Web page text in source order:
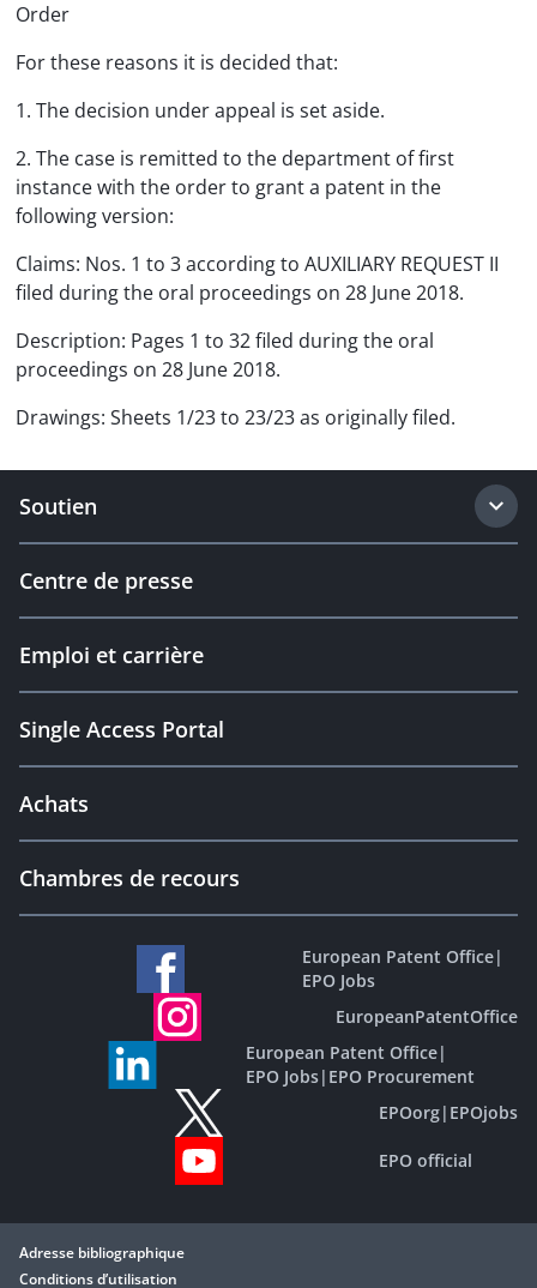
Order
For these reasons it is decided that:
1. The decision under appeal is set aside.
2. The case is remitted to the department of first
instance with the order to grant a patent in the
following version:
Claims: Nos. 1 to 3 according to AUXILIARY REQUEST II
filed during the oral proceedings on 28 June 2018.
Description: Pages 1 to 32 filed during the oral
proceedings on 28 June 2018.
Drawings: Sheets 1/23 to 23/23 as originally filed.
Soutien
Centre de presse
Emploi et carrière
Single Access Portal
Achats
Chambres de recours
European Patent Office|
EPO Jobs
EuropeanPatentOffice
European Patent Office|
EPO Jobs| EPO Procurement
EPOorg| EPOjobs
EPO official
Adresse bibliographique
Conditions d’utilisation